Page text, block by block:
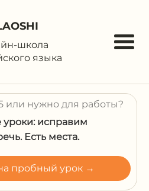
школа
языка
5 или нужно для работы?
уроки: исправим
Есть места.
пробный урок →